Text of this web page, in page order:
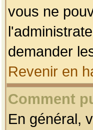
vous ne
demander
Revenir en
Comment
En général,